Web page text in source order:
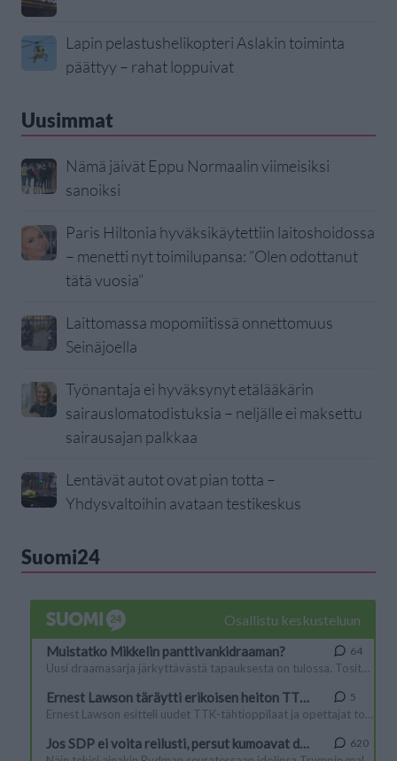
Lapin pelastushelikopteri Aslakin toiminta
päättyy – rahat loppuivat
Uusimmat
Nämä jäivät Eppu Normaalin viimeisiksi
sanoiksi
Paris Hiltonia hyväksikäytettiin laitoshoidossa
– menetti nyt toimilupansa: ”Olen odottanut
tätä vuosia”
Laittomassa mopomiitissä onnettomuus
Seinäjoella
Työnantaja ei hyväksynyt etälääkärin
sairauslomatodistuksia – neljälle ei maksettu
sairausajan palkkaa
Lentävät autot ovat pian totta –
Yhdysvaltoihin avataan testikeskus
Suomi24